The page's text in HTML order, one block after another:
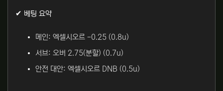
✔ 베팅 요약
메인: 엑셀시오르 -0.25 (0.8u)
서브: 오버 2.75(분할) (0.7u)
안전 대안: 엑셀시오르 DNB (0.5u)